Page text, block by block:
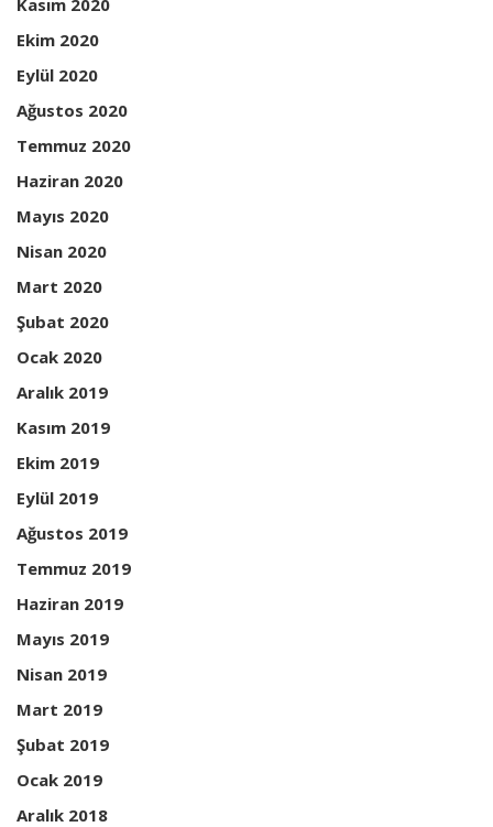
Ekim 2020
Eylül 2020
Ağustos 2020
Temmuz 2020
Haziran 2020
Mayıs 2020
Nisan 2020
Mart 2020
Şubat 2020
Ocak 2020
Aralık 2019
Kasım 2019
Ekim 2019
Eylül 2019
Ağustos 2019
Temmuz 2019
Haziran 2019
Mayıs 2019
Nisan 2019
Mart 2019
Şubat 2019
Ocak 2019
Aralık 2018